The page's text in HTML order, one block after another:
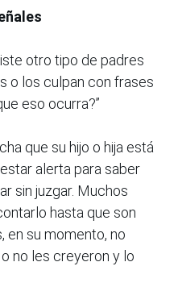
otro tipo de padres
o los culpan con frases
eso ocurra?”
que su hijo o hija está
alerta para saber
sin juzgar. Muchos
hasta que son
en su momento, no
no les creyeron y lo